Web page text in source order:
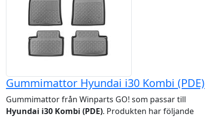
Gummimattor Hyundai i30 Kombi (PDE)
Gummimattor från Winparts GO! som passar till
Hyundai i30 Kombi (PDE). Produkten har följande